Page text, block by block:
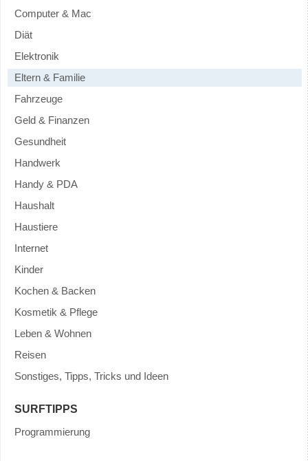
Computer & Mac
Diät
Elektronik
Eltern & Familie
Fahrzeuge
Geld & Finanzen
Gesundheit
Handwerk
Handy & PDA
Haushalt
Haustiere
Internet
Kinder
Kochen & Backen
Kosmetik & Pflege
Leben & Wohnen
Reisen
Sonstiges, Tipps, Tricks und Ideen
SURFTIPPS
Programmierung